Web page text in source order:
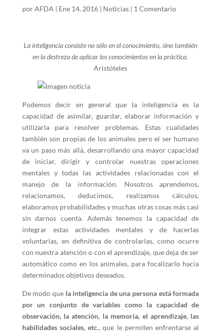
porAFDA | Ene 14, 2016| Noticias| 1 Comentario
La inteligencia consiste no sólo en el conocimiento, sino también
en la destreza de aplicar los conocimientos en la práctica.
Aristóteles
Podemos decir en general que la inteligencia es la
capacidad de asimilar, guardar, elaborar información y
utilizarla para resolver problemas. Estas cualidades
también son propias de los animales pero el ser humano
va un paso más allá, desarrollando una mayor capacidad
de iniciar, dirigir y controlar nuestras operaciones
mentales y todas las actividades relacionadas con el
manejo de la información. Nosotros aprendemos,
relacionamos, deducimos, realizamos cálculos,
elaboramos probabilidades y muchas otras cosas más casi
sin darnos cuenta. Además tenemos la capacidad de
integrar estas actividades mentales y de hacerlas
voluntarias, en definitiva de controlarlas, como ocurre
con nuestra atención o con el aprendizaje, que deja de ser
automático como en los animales, para focalizarlo hacia
determinados objetivos deseados.
De modo que la inteligencia de una persona está formada
por un conjunto de variables como la capacidad de
observación, la atención, la memoria, el aprendizaje, las
habilidades sociales, etc., que le permiten enfrentarse al